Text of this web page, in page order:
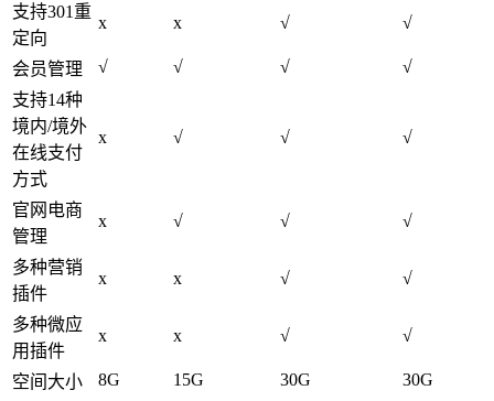
支持301重
定向
x x √ √
会员管理 √ √ √
√
支持14种
境内/境外
在线支付
方式
x √ √ √
官网电商
管理
x √ √ √
多种营销
插件
x x √ √
多种微应
用插件
x x √ √
空间大小 8G 15G 30G 30G